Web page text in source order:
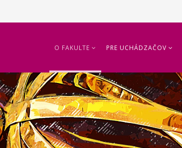
O FAKULTE PRE UCHÁDZAČOV